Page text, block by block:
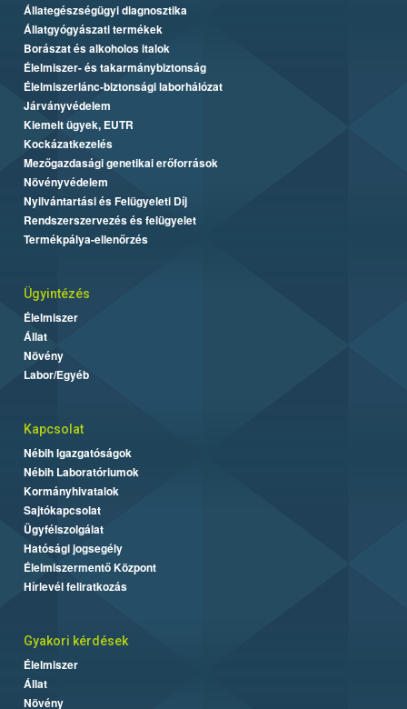
Állategészségügyi diagnosztika
Állatgyógyászati termékek
Borászat és alkoholos italok
Élelmiszer- és takarmánybiztonság
Élelmiszerlánc-biztonsági laborhálózat
Járványvédelem
Kiemelt ügyek, EUTR
Kockázatkezelés
Mezőgazdasági genetikai erőforrások
Növényvédelem
Nyilvántartási és Felügyeleti Díj
Rendszerszervezés és felügyelet
Termékpálya-ellenőrzés
Ügyintézés
Élelmiszer
Állat
Növény
Labor/Egyéb
Kapcsolat
Nébih Igazgatóságok
Nébih Laboratóriumok
Kormányhivatalok
Sajtókapcsolat
Ügyfélszolgálat
Hatósági jogsegély
Élelmiszermentő Központ
Hírlevél feliratkozás
Gyakori kérdések
Élelmiszer
Állat
Növény